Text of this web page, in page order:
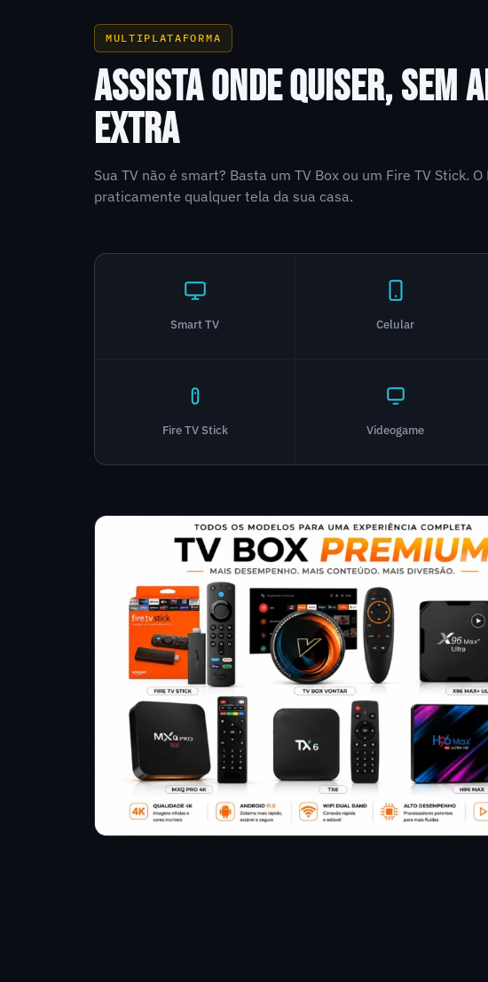
MULTIPLATAFORMA
ASSISTA ONDE QUISER, SEM
EXTRA
Sua TV não é smart? Basta um TV Box ou um Fire TV Stick.
praticamente qualquer tela da sua casa.
Smart TV Celular
Fire TV Stick Videogame